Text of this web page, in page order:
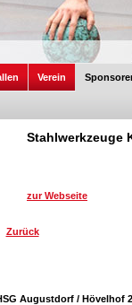
Verein
Stahlwerkzeuge
zur Webseite
Zurück
Augustdorf / Hövelhof